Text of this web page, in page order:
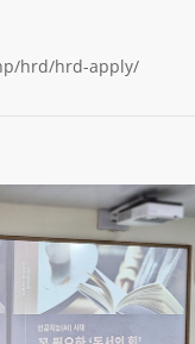
hrd/hrd-apply/